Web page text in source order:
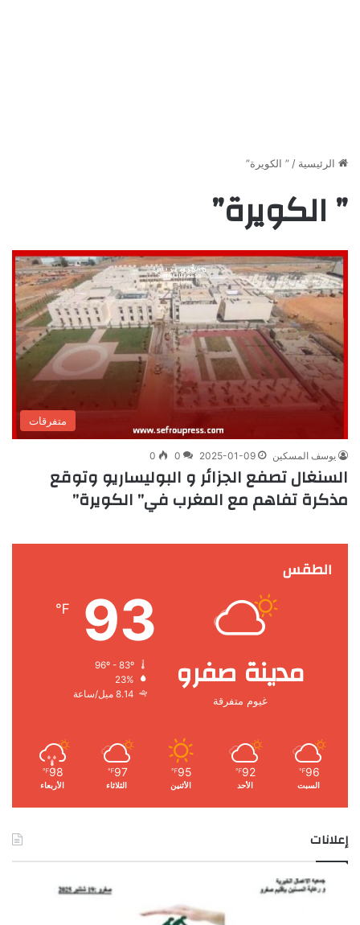
الرئيسية / ” الكويرة”
” الكويرة”
متفرقات
يوسف المسكين 2025-01-09
0
0
السنغال تصفع الجزائر و البوليساريو وتوقع
مذكرة تفاهم مع المغرب في” الكويرة”
الطقس
مدينة صفرو
غيوم متفرقة
93
℉
23%
8.14 ميل/ساعة
96
℉
السبت
92
℉
الأحد
95
℉
الأثنين
97
℉
الثلاثاء
98
℉
الأربعاء
إعلانات